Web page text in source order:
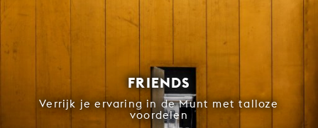
FRIENDS
Verrijk je ervaring in de Munt met talloze
voordelen